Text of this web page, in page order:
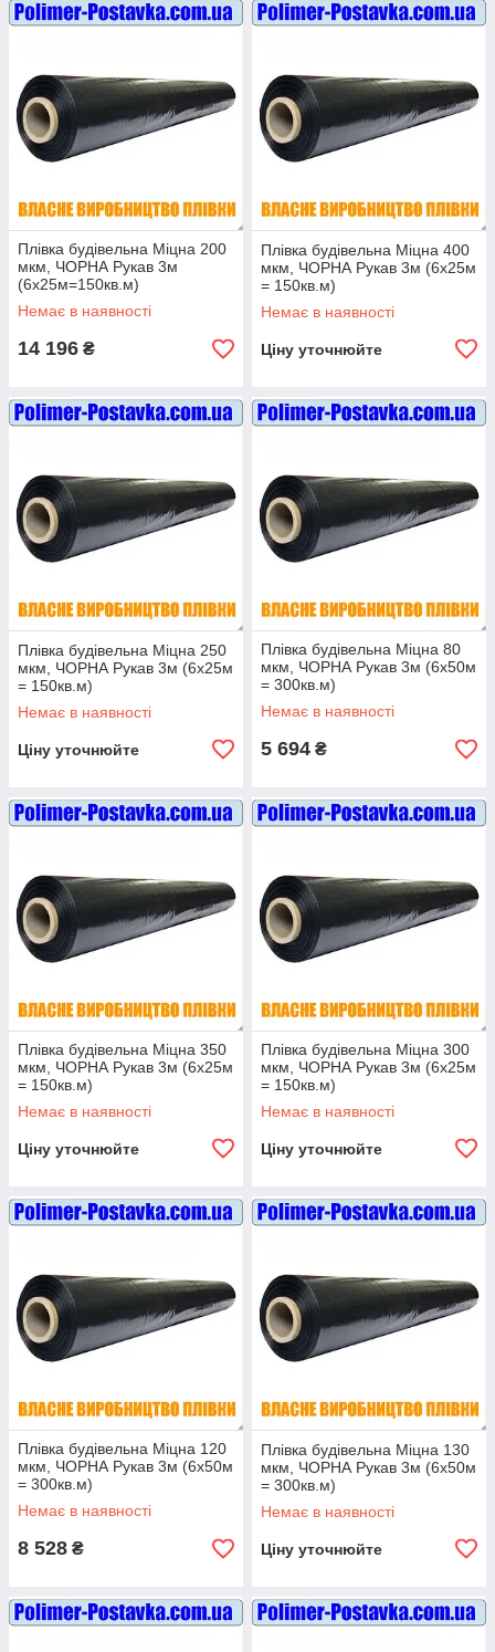
Плівка будівельна Міцна 200
мкм, ЧОРНА Рукав 3м
(6х25м=150кв.м)
Немає в наявності
14 196 ₴
Плівка будівельна Міцна 400
мкм, ЧОРНА Рукав 3м (6х25м
= 150кв.м)
Немає в наявності
Ціну уточнюйте
Плівка будівельна Міцна 250
мкм, ЧОРНА Рукав 3м (6х25м
= 150кв.м)
Немає в наявності
Ціну уточнюйте
Плівка будівельна Міцна 80
мкм, ЧОРНА Рукав 3м (6х50м
= 300кв.м)
Немає в наявності
5 694 ₴
Плівка будівельна Міцна 350
мкм, ЧОРНА Рукав 3м (6х25м
= 150кв.м)
Немає в наявності
Ціну уточнюйте
Плівка будівельна Міцна 300
мкм, ЧОРНА Рукав 3м (6х25м
= 150кв.м)
Немає в наявності
Ціну уточнюйте
Плівка будівельна Міцна 120
мкм, ЧОРНА Рукав 3м (6х50м
= 300кв.м)
Немає в наявності
8 528 ₴
Плівка будівельна Міцна 130
мкм, ЧОРНА Рукав 3м (6х50м
= 300кв.м)
Немає в наявності
Ціну уточнюйте